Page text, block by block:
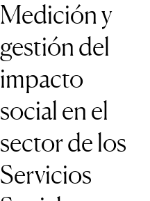
Medición y
gestión del
impacto
social en el
sector de los
Servicios